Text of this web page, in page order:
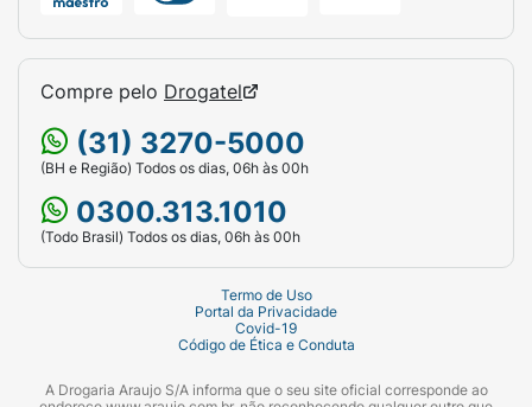
Compre pelo Drogatel
(31) 3270-5000
(BH e Região) Todos os dias, 06h às 00h
0300.313.1010
(Todo Brasil) Todos os dias, 06h às 00h
Termo de Uso
Portal da Privacidade
Covid-19
Código de Ética e Conduta
A Drogaria Araujo S/A informa que o seu site oficial corresponde ao